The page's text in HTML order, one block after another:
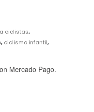
ciclistas,
, ciclismo infantil,
Mercado Pago.